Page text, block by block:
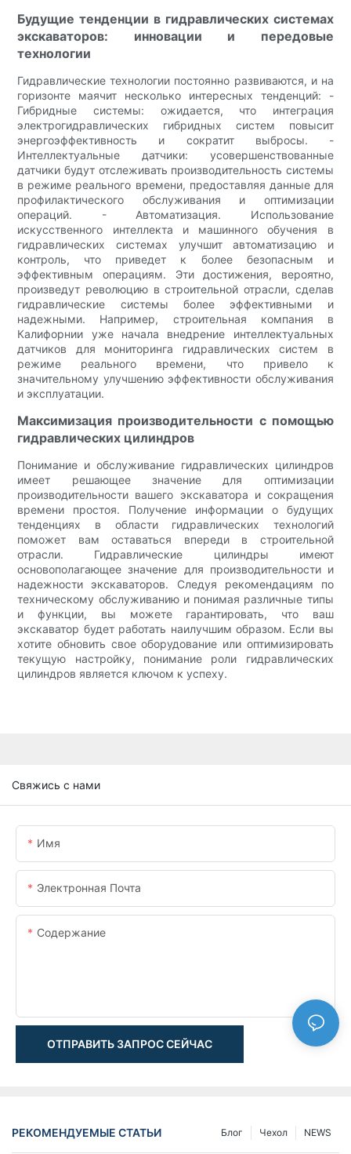
Будущие тенденции в гидравлических системах
экскаваторов: инновации и передовые
технологии
Гидравлические технологии постоянно развиваются, и на
горизонте маячит несколько интересных тенденций: -
Гибридные системы: ожидается, что интеграция
электрогидравлических гибридных систем повысит
энергоэффективность и сократит выбросы. -
Интеллектуальные датчики: усовершенствованные
датчики будут отслеживать производительность системы
в режиме реального времени, предоставляя данные для
профилактического обслуживания и оптимизации
операций. - Автоматизация. Использование
искусственного интеллекта и машинного обучения в
гидравлических системах улучшит автоматизацию и
контроль, что приведет к более безопасным и
эффективным операциям. Эти достижения, вероятно,
произведут революцию в строительной отрасли, сделав
гидравлические системы более эффективными и
надежными. Например, строительная компания в
Калифорнии уже начала внедрение интеллектуальных
датчиков для мониторинга гидравлических систем в
режиме реального времени, что привело к
значительному улучшению эффективности обслуживания
и эксплуатации.
Максимизация производительности с помощью
гидравлических цилиндров
Понимание и обслуживание гидравлических цилиндров
имеет решающее значение для оптимизации
производительности вашего экскаватора и сокращения
времени простоя. Получение информации о будущих
тенденциях в области гидравлических технологий
поможет вам оставаться впереди в строительной
отрасли. Гидравлические цилиндры имеют
основополагающее значение для производительности и
надежности экскаваторов. Следуя рекомендациям по
техническому обслуживанию и понимая различные типы
и функции, вы можете гарантировать, что ваш
экскаватор будет работать наилучшим образом. Если вы
хотите обновить свое оборудование или оптимизировать
текущую настройку, понимание роли гидравлических
цилиндров является ключом к успеху.
Свяжись с нами
Имя
Электронная Почта
Содержание
ОТПРАВИТЬ ЗАПРОС СЕЙЧАС
РЕКОМЕНДУЕМЫЕ СТАТЬИ NEWS
Чехол
Блог